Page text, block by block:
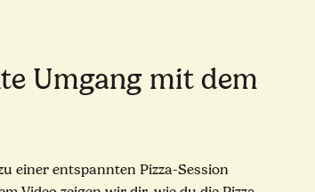
Umgang mit dem
einer entspannten Pizza-Session